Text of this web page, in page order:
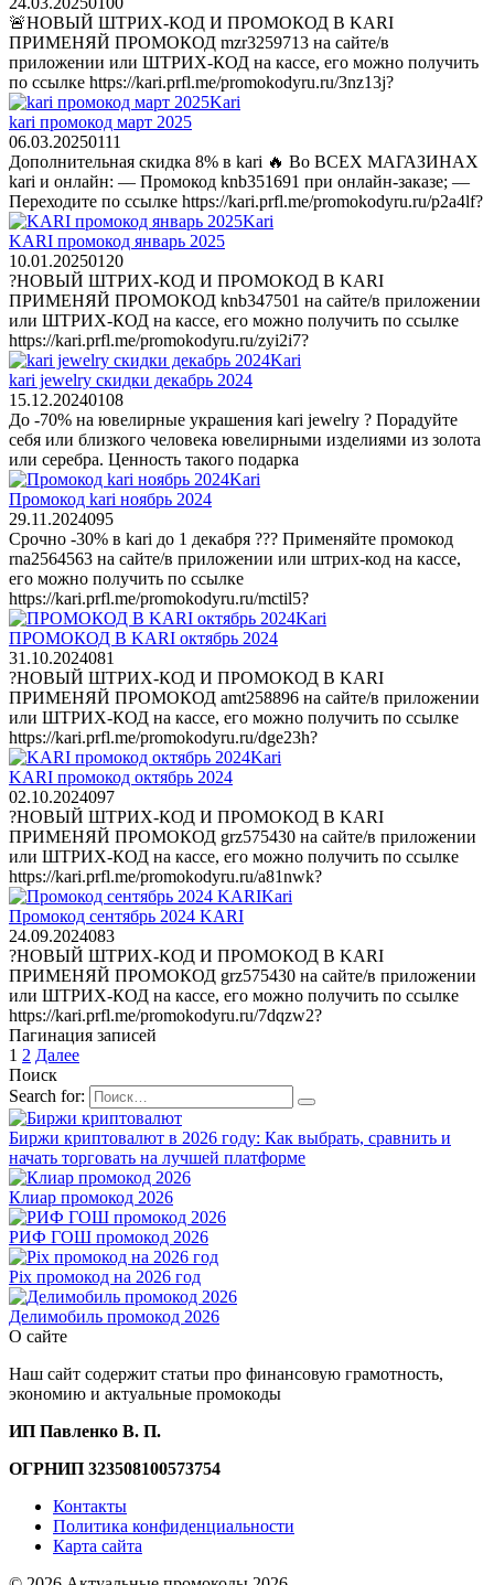
🚨НОВЫЙ ШТРИХ-КОД И ПРОМОКОД В KARI
ПРИМЕНЯЙ ПРОМОКОД mzr3259713 на сайте/в
приложении или ШТРИХ-КОД на кассе, его можно получить
по ссылке https://kari.prfl.me/promokodyru.ru/3nz13j?
Kari
kari промокод март 2025
06.03.20250111
Дополнительная скидка 8% в kari 🔥 Во ВСЕХ МАГАЗИНАХ
kari и онлайн: — Промокод knb351691 при онлайн-заказе; —
Переходите по ссылке https://kari.prfl.me/promokodyru.ru/p2a4lf?
Kari
KARI промокод январь 2025
10.01.20250120
?НОВЫЙ ШТРИХ-КОД И ПРОМОКОД В KARI
ПРИМЕНЯЙ ПРОМОКОД knb347501 на сайте/в приложении
или ШТРИХ-КОД на кассе, его можно получить по ссылке
https://kari.prfl.me/promokodyru.ru/zyi2i7?
Kari
kari jewelry скидки декабрь 2024
15.12.20240108
До -70% на ювелирные украшения kari jewelry ? Порадуйте
себя или близкого человека ювелирными изделиями из золота
или серебра. Ценность такого подарка
Kari
Промокод kari ноябрь 2024
29.11.2024095
Срочно -30% в kari до 1 декабря ??? Применяйте промокод
rna2564563 на сайте/в приложении или штрих-код на кассе,
его можно получить по ссылке
https://kari.prfl.me/promokodyru.ru/mctil5?
Kari
ПРОМОКОД В KARI октябрь 2024
31.10.2024081
?НОВЫЙ ШТРИХ-КОД И ПРОМОКОД В KARI
ПРИМЕНЯЙ ПРОМОКОД amt258896 на сайте/в приложении
или ШТРИХ-КОД на кассе, его можно получить по ссылке
https://kari.prfl.me/promokodyru.ru/dge23h?
Kari
KARI промокод октябрь 2024
02.10.2024097
?НОВЫЙ ШТРИХ-КОД И ПРОМОКОД В KARI
ПРИМЕНЯЙ ПРОМОКОД grz575430 на сайте/в приложении
или ШТРИХ-КОД на кассе, его можно получить по ссылке
https://kari.prfl.me/promokodyru.ru/a81nwk?
Kari
Промокод сентябрь 2024 KARI
24.09.2024083
?НОВЫЙ ШТРИХ-КОД И ПРОМОКОД В KARI
ПРИМЕНЯЙ ПРОМОКОД grz575430 на сайте/в приложении
или ШТРИХ-КОД на кассе, его можно получить по ссылке
https://kari.prfl.me/promokodyru.ru/7dqzw2?
Пагинация записей
1 2 Далее
Поиск
Search for:
Биржи криптовалют в 2026 году: Как выбрать, сравнить и
начать торговать на лучшей платформе
Клиар промокод 2026
РИФ ГОШ промокод 2026
Pix промокод на 2026 год
Делимобиль промокод 2026
О сайте
Наш сайт содержит статьи про финансовую грамотность,
экономию и актуальные промокоды
ИП Павленко В. П.
ОГРНИП 323508100573754
Контакты
Политика конфиденциальности
Карта сайта